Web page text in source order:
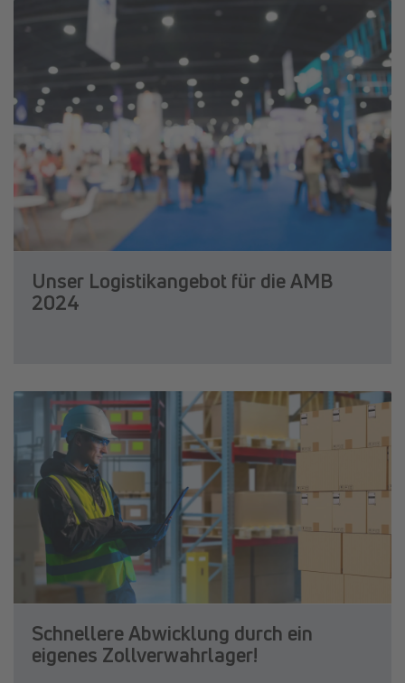
Unser Logistikangebot für die AMB
2024
Schnellere Abwicklung durch ein
eigenes Zollverwahrlager!